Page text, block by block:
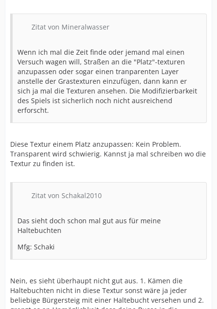
Zitat von Mineralwasser
Wenn ich mal die Zeit finde oder jemand mal einen
Versuch wagen will, Straßen an die "Platz"-texturen
anzupassen oder sogar einen tranparenten Layer
anstelle der Grastexturen einzufügen, dann kann er
sich ja mal die Texturen ansehen. Die Modifizierbarkeit
des Spiels ist sicherlich noch nicht ausreichend
erforscht.
Diese Textur einem Platz anzupassen: Kein Problem.
Transparent wird schwierig. Kannst ja mal schreiben wo die
Textur zu finden ist.
Zitat von Schakal2010
Das sieht doch schon mal gut aus für meine
Haltebuchten
Mfg: Schaki
Nein, es sieht überhaupt nicht gut aus. 1. Kämen die
Haltebuchten nicht in diese Textur sonst wäre ja jeder
beliebige Bürgersteig mit einer Haltebucht versehen und 2.